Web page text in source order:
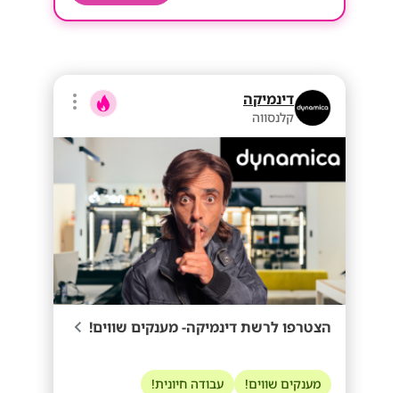
דינמיקה
קלנסווה
הצטרפו לרשת דינמיקה- מענקים שווים!
מענקים שווים! עבודה חיונית!